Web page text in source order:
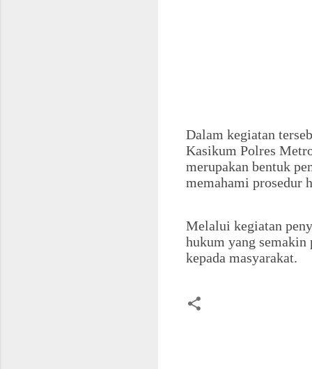
Dalam kegiatan
Kasikum Polres
merupakan bentuk
memahami prosedur
Melalui kegiatan
hukum yang semakin
kepada masyarakat.